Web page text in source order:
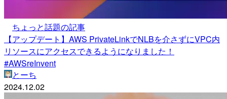
ちょっと話題の記事
【アップデート】AWS PrivateLinkでNLBを介さずにVPC内
リソースにアクセスできるようになりました！
#AWSreInvent
とーち
2024.12.02